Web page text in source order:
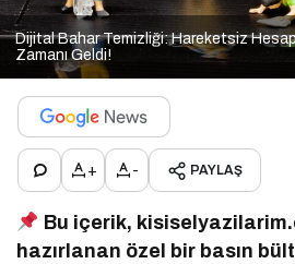
Dijital Bahar Temizliği: Hareketsiz
Zamanı Geldi!
+ - PAYLAŞ
Bu içerik,
hazırlanan özel bir basın